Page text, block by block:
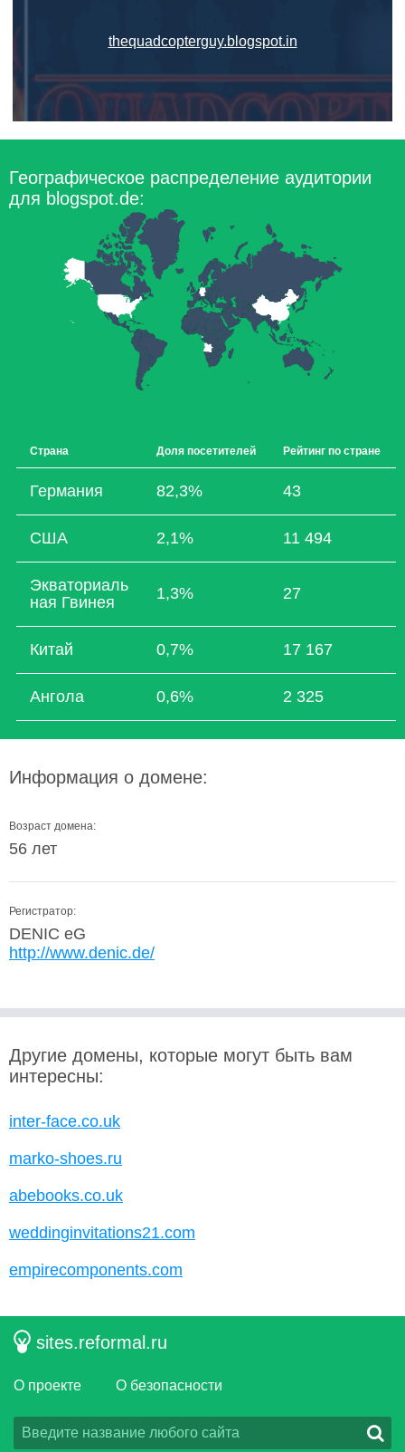
thequadcopterguy.blogspot.in
Географическое распределение аудитории
для blogspot.de:
Страна Доля посетителей Рейтинг по стране
Германия 82,3% 43
США 2,1% 11 494
Экваториаль
ная Гвинея
1,3% 27
Китай 0,7% 17 167
Ангола 0,6% 2 325
Информация о домене:
Возраст домена:
56 лет
Регистратор:
DENIC eG
http://www.denic.de/
Другие домены, которые могут быть вам
интересны:
inter-face.co.uk
marko-shoes.ru
abebooks.co.uk
weddinginvitations21.com
empirecomponents.com
sites.reformal.ru
О проекте О безопасности